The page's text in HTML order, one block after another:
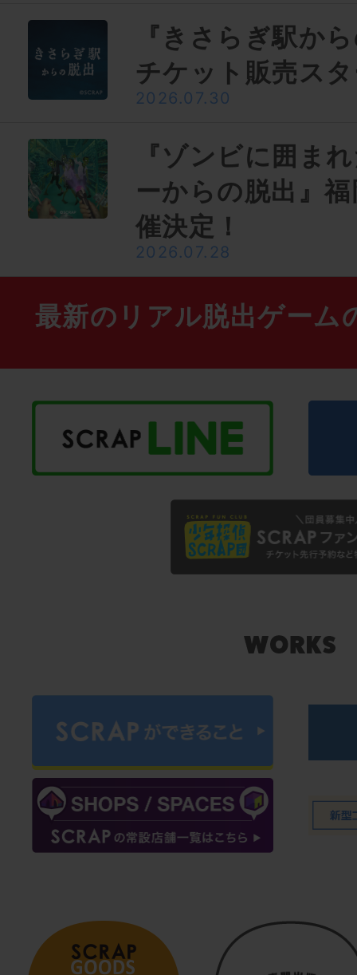
『きさらぎ駅か
チケット販売ス
2026.07.30
『ゾンビに囲ま
ーからの脱出』
催決定！
2026.07.28
最新のリアル脱出ゲーム